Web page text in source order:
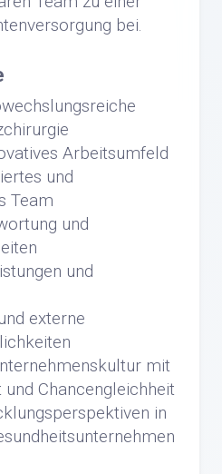
bei.
Arbeitsumfeld
und
Team
und
und
externe
mit
Chancengleichheit
in